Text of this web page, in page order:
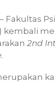
– Fakultas
kembali
2nd
.